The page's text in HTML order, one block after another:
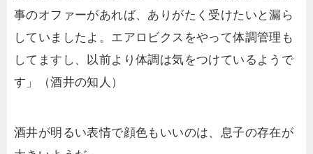
事のオファーがあれば、ありがたく受けたいと漏ら
していましたよ。エアロビクスをやって体調管理も
してますし、以前より体調は気をつけているようで
す」（酒井の知人）
酒井が明るい表情で顔色もいいのは、息子の存在が